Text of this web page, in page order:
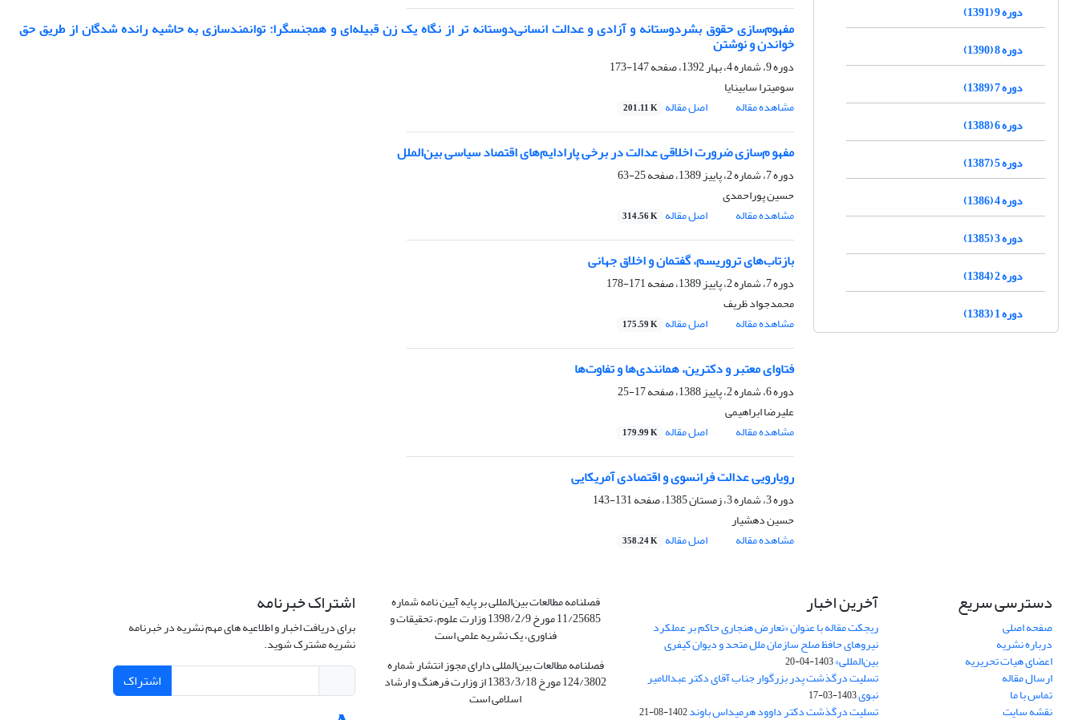
مفهوم‌سازی حقوق بشردوستانه و آزادی و عدالت انسانی‌دوستانه تر از نگاه یک زن قبیله‌ای و همجنسگرا: توانمندسازی به حاشیه رانده شدگان از طریق حق
خواندن و نوشتن
دوره 9، شماره 4، بهار 1392، صفحه
147-173
سومیترا سابینایا
مشاهده مقاله
اصل مقاله 201.11 K
مفهو م‌سازی ضرورت اخلاقی عدالت در برخی پارادایم‌های اقتصاد سیاسی بین‌الملل
دوره 7، شماره 2، پاییز 1389، صفحه
25-63
حسین پوراحمدی
مشاهده مقاله
اصل مقاله 314.56 K
بازتاب‌های تروریسم، گفتمان و اخلاق جهانی
دوره 7، شماره 2، پاییز 1389، صفحه
171-178
محمدجواد ظریف
مشاهده مقاله
اصل مقاله 175.59 K
فتاوای معتبر و دکترین، همانندی‌ها و تفاوت‌ها
دوره 6، شماره 2، پاییز 1388، صفحه
17-25
علیرضا ابراهیمی
مشاهده مقاله
اصل مقاله 179.99 K
رویارویی عدالت فرانسوی و اقتصادی آمریکایی
دوره 3، شماره 3، زمستان 1385، صفحه
131-143
حسین دهشیار
مشاهده مقاله
اصل مقاله 358.24 K
دوره 9 (1391)
دوره 8 (1390)
دوره 7 (1389)
دوره 6 (1388)
دوره 5 (1387)
دوره 4 (1386)
دوره 3 (1385)
دوره 2 (1384)
دوره 1 (1383)
دسترسی سریع
صفحه اصلی
درباره نشریه
اعضای هیات تحریریه
ارسال مقاله
تماس با ما
نقشه سایت
آخرین اخبار
ریجکت مقاله با عنوان «تعارض هنجاری حاکم بر عملکرد
نیروهای حافظ صلح سازمان ملل متحد و دیوان کیفری
بین‌المللی»1403-04-20
تسلیت درگذشت پدر بزرگوار جناب آقای دکتر عبدالامیر
نبوی1403-03-17
تسلیت درگذشت دکتر داوود هرمیداس باوند1402-08-21
فصلنامه مطالعات بین‌المللی بر پایه آیین نامه شماره
11/25685 مورخ 1398/2/9 وزارت علوم، تحقیقات و
فناوری، یک نشریه علمی است
فصلنامه مطالعات بین‌المللی دارای مجوز انتشار شماره
124/3802 مورخ 1383/3/18 از وزارت فرهنگ و ارشاد
اسلامی است
اشتراک خبرنامه
برای دریافت اخبار و اطلاعیه های مهم نشریه در خبرنامه
نشریه مشترک شوید.
اشتراک